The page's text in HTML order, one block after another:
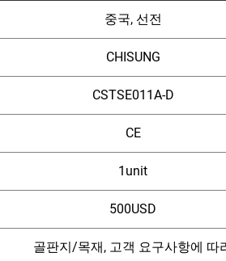
중국, 선전
CHISUNG
CSTSE011A-D
CE
1unit
500USD
골판지/목재, 고객 요구사항에 따